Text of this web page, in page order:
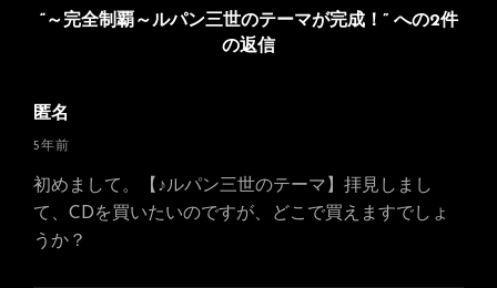
“～完全制覇～ルパン三世のテーマが完成！” への2件
の返信
匿名
さ
の
発
言:
5年前
初めまして。【♪ルパン三世のテーマ】拝見しまし
て、CDを買いたいのですが、どこで買えますでしょ
うか？